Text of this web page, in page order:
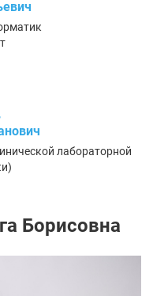
лабораторной
Борисовна